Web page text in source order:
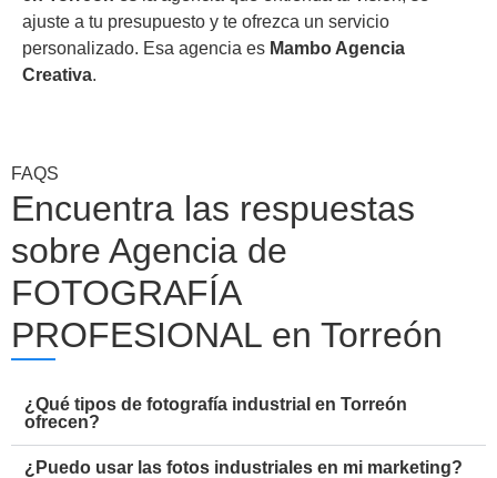
ajuste a tu presupuesto y te ofrezca un servicio
personalizado. Esa agencia es Mambo Agencia
Creativa.
FAQS
Encuentra las respuestas
sobre Agencia de
FOTOGRAFÍA
PROFESIONAL en Torreón
¿Qué tipos de fotografía industrial en Torreón
ofrecen?
¿Puedo usar las fotos industriales en mi marketing?